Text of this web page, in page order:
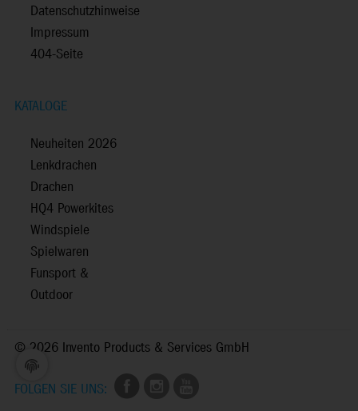
Datenschutzhinweise
Impressum
404-Seite
KATALOGE
Neuheiten 2026
Lenkdrachen
Drachen
HQ4 Powerkites
Windspiele
Spielwaren
Funsport &
Outdoor
© 2026 Invento Products & Services GmbH
FOLGEN SIE UNS: